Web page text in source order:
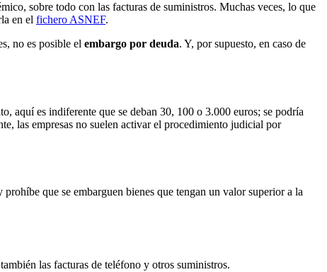
sobre todo con las facturas de suministros. Muchas veces, lo que
en el fichero ASNEF.
no es posible el embargo por deuda. Y, por supuesto, en caso de
aquí es indiferente que se deban 30, 100 o 3.000 euros; se podría
las empresas no suelen activar el procedimiento judicial por
prohíbe que se embarguen bienes que tengan un valor superior a la
las facturas de teléfono y otros suministros.